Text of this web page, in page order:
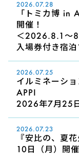
2026.07.28
「トミカ博 in
開催！
＜2026.8.1～
入場券付き宿
2026.07.25
イルミネーシ
APPI
2026年7月25
2026.07.23
『安比の、夏
10日（月）開催